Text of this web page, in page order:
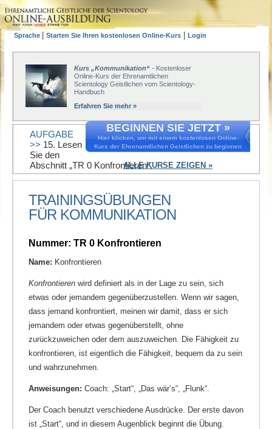
Sprache Starten Sie Ihren kostenlosen Online-Kurs Login
Kurs „Kommunikation“ - Kostenloser
Online-Kurs der Ehrenamtlichen
Scientology Geistlichen vom Scientology-
Handbuch
Erfahren Sie mehr »
BEGINNEN SIE JETZT »
Hier klicken, um mit einem kostenlosen Online-
Kurs der Ehrenamtlichen Geistlichen zu beginnen
ALLE KURSE ZEIGEN »
AUFGABE
>> 15. Lesen
Sie den
Abschnitt „TR 0 Konfrontieren“.
TRAININGSÜBUNGEN
FÜR KOMMUNIKATION
Nummer: TR 0 Konfrontieren
Name: Konfrontieren
Konfrontieren wird definiert als in der Lage zu sein, sich
etwas oder jemandem gegenüberzustellen. Wenn wir sagen,
dass jemand konfrontiert, meinen wir damit, dass er sich
jemandem oder etwas gegenüberstellt, ohne
zurückzuweichen oder dem auszuweichen. Die Fähigkeit zu
konfrontieren, ist eigentlich die Fähigkeit, bequem da zu sein
und wahrzunehmen.
Anweisungen: Coach: „Start“, „Das wär’s“, „Flunk“.
Der Coach benutzt verschiedene Ausdrücke. Der erste davon
ist „Start“, und in diesem Augenblick beginnt die Übung.